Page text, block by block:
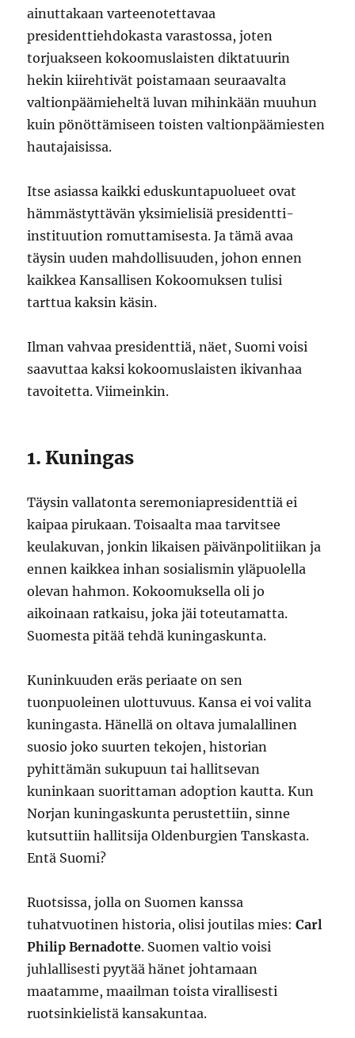
ainuttakaan varteenotettavaa
presidenttiehdokasta varastossa, joten
torjuakseen kokoomuslaisten diktatuurin
hekin kiirehtivät poistamaan seuraavalta
valtionpäämieheltä luvan mihinkään muuhun
kuin pönöttämiseen toisten valtionpäämiesten
hautajaisissa.
Itse asiassa kaikki eduskuntapuolueet ovat
hämmästyttävän yksimielisiä presidentti-
instituution romuttamisesta. Ja tämä avaa
täysin uuden mahdollisuuden, johon ennen
kaikkea Kansallisen Kokoomuksen tulisi
tarttua kaksin käsin.
Ilman vahvaa presidenttiä, näet, Suomi voisi
saavuttaa kaksi kokoomuslaisten ikivanhaa
tavoitetta. Viimeinkin.
1. Kuningas
Täysin vallatonta seremoniapresidenttiä ei
kaipaa pirukaan. Toisaalta maa tarvitsee
keulakuvan, jonkin likaisen päivänpolitiikan ja
ennen kaikkea inhan sosialismin yläpuolella
olevan hahmon. Kokoomuksella oli jo
aikoinaan ratkaisu, joka jäi toteutamatta.
Suomesta pitää tehdä kuningaskunta.
Kuninkuuden eräs periaate on sen
tuonpuoleinen ulottuvuus. Kansa ei voi valita
kuningasta. Hänellä on oltava jumalallinen
suosio joko suurten tekojen, historian
pyhittämän sukupuun tai hallitsevan
kuninkaan suorittaman adoption kautta. Kun
Norjan kuningaskunta perustettiin, sinne
kutsuttiin hallitsija Oldenburgien Tanskasta.
Entä Suomi?
Ruotsissa, jolla on Suomen kanssa
tuhatvuotinen historia, olisi joutilas mies:Carl
Philip Bernadotte. Suomen valtio voisi
juhlallisesti pyytää hänet johtamaan
maatamme, maailman toista virallisesti
ruotsinkielistä kansakuntaa.